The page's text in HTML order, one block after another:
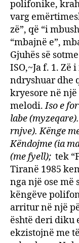
polifonike,
varg
zë”, që “i
“mbajnë e”,
Gjuhës së
ISO,~Ja f. 1. Zë
ndryshuar dhe
kryesore në një
melodi.Iso e
labe
rnjve). Kënge
Këndojme (ia
(me fyell); tek
Tiranë 1985
nga një ose më
këngëve
arritur në një
është deri diku
ekzistojnë me